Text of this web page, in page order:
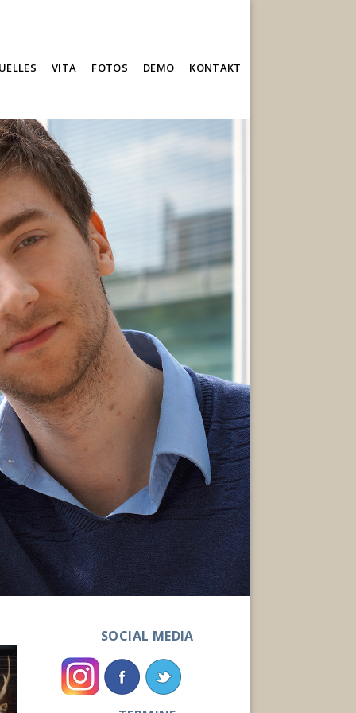
VITA FOTOS DEMO KONTAKT
SOCIAL MEDIA